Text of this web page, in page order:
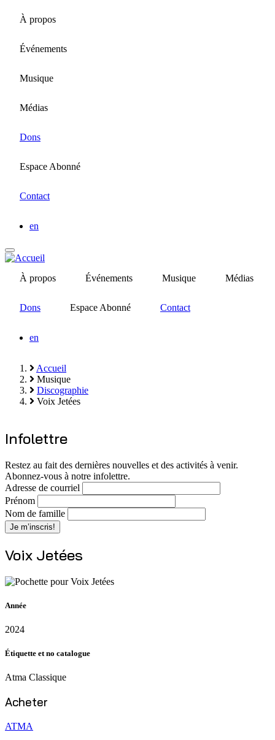
principal
À propos
Événements
Musique
Médias
Dons
Espace Abonné
Contact
en
À propos Événements Musique Médias
Dons Espace Abonné Contact
en
Fil
d'Ariane
Accueil
Musique
Discographie
Voix Jetées
Infolettre
Restez au fait des dernières nouvelles et des activités à venir.
Abonnez-vous à notre infolettre.
Adresse de courriel
Prénom
Nom de famille
Voix Jetées
Année
2024
Étiquette et no catalogue
Atma Classique
Acheter
ATMA